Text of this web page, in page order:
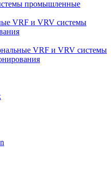
промышленные
VRF и VRV системы
VRF и VRV системы